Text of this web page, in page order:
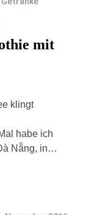
mit
klingt
habe ich
Nẵng, in…